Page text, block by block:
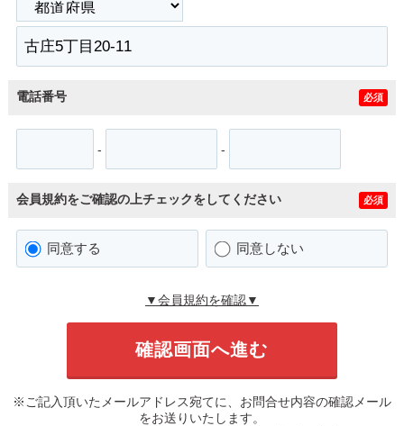
電話番号 必須
- -
会員規約をご確認の上チェックをしてください 必須
同意する 同意しない
▼会員規約を確認▼
※ご記入頂いたメールアドレス宛てに、お問合せ内容の確認メール
をお送りいたします。